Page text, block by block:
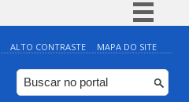
Simplifique!
Comunica BR
Participe
ALTO CONTRASTE MAPA DO SITE